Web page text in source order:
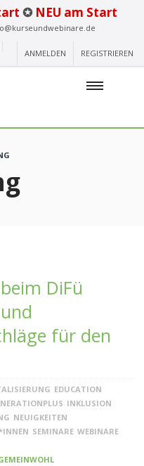
✪ NEU am Start
ANMELDEN REGISTRIEREN
DiFü
für den
EDUCATION
INKLUSION
NEUIGKEITEN
SEMINARE WEBINARE